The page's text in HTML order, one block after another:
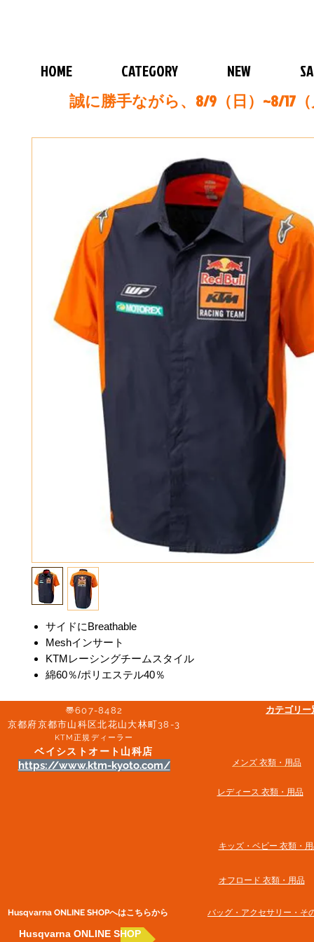
HOME CATEGORY NEW
誠に勝手ながら、8/9（日）~8/17
サイドにBreathable
Meshインサート
KTMレーシングチームスタイル
綿60％/ポリエステル40％
〠607-8482
京都府京都市山科区北花山大林町38-3​
KTM正規ディーラー
ベイシストオート山科店
https://www.ktm-kyoto.com/
Husqvarna ONLINE SHOP​へはこちらから
Husqvarna ONLINE SHOP
カテゴリ
メンズ 衣類・用品
​レディース 衣類・用品
キッズ・ベビー 衣類・
オフロード 衣類・用品
バッグ・アクセサリー・そ